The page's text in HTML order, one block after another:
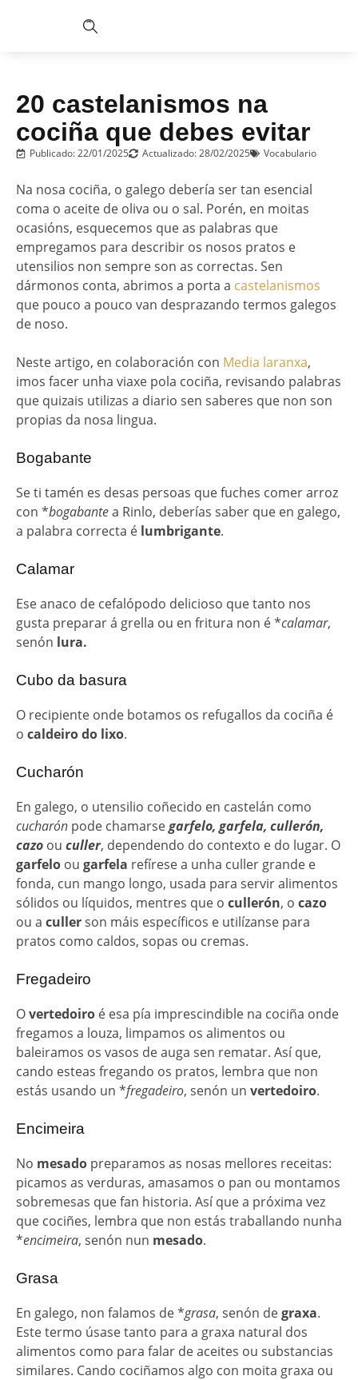
20 castelanismos na
cociña que debes evitar
Publicado:22/01/2025 Actualizado: 28/02/2025 Vocabulario
Na nosa cociña, o galego debería ser tan esencial
coma o aceite de oliva ou o sal. Porén, en moitas
ocasións, esquecemos que as palabras que
empregamos para describir os nosos pratos e
utensilios non sempre son as correctas. Sen
dármonos conta, abrimos a porta a castelanismos
que pouco a pouco van desprazando termos galegos
de noso.
Neste artigo, en colaboración con Media laranxa,
imos facer unha viaxe pola cociña, revisando palabras
que quizais utilizas a diario sen saberes que non son
propias da nosa lingua.
Bogabante
Se ti tamén es desas persoas que fuches comer arroz
con *bogabantea Rinlo, deberías saber que en galego,
a palabra correcta é lumbrigante.
Calamar
Ese anaco de cefalópodo delicioso que tanto nos
gusta preparar á grella ou en fritura non é *calamar,
senón lura.
Cubo da basura
O recipiente onde botamos os refugallos da cociña é
o caldeiro do lixo.
Cucharón
En galego, o utensilio coñecido en castelán como
cucharón pode chamarsegarfelo, garfela, cullerón,
cazo ou culler, dependendo do contexto e do lugar. O
garfelo ou garfela refírese a unha culler grande e
fonda, cun mango longo, usada para servir alimentos
sólidos ou líquidos, mentres que o cullerón, o cazo
ou a cullerson máis específicos e utilízanse para
pratos como caldos, sopas ou cremas.
Fregadeiro
Overtedoiro é esa pía imprescindible na cociña onde
fregamos a louza, limpamos os alimentos ou
baleiramos os vasos de auga sen rematar. Así que,
cando esteas fregando os pratos, lembra que non
estás usando un *fregadeiro, senón un vertedoiro.
Encimeira
No mesado preparamos as nosas mellores receitas:
picamos as verduras, amasamos o pan ou montamos
sobremesas que fan historia. Así que a próxima vez
que cociñes, lembra que non estás traballando nunha
*encimeira, senón nun mesado.
Grasa
En galego, non falamos de *grasa, senón degraxa.
Este termo úsase tanto para a graxa natural dos
alimentos como para falar de aceites ou substancias
similares. Cando cociñamos algo con moita graxa ou